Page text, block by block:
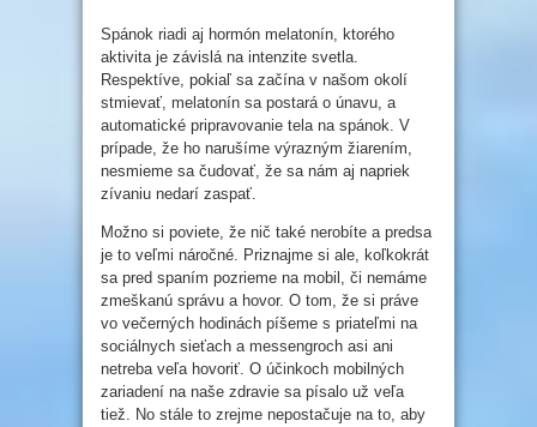
Spánok riadi aj hormón melatonín, ktorého
aktivita je závislá na intenzite svetla.
Respektíve, pokiaľ sa začína v našom okolí
stmievať, melatonín sa postará o únavu, a
automatické pripravovanie tela na spánok. V
prípade, že ho narušíme výrazným žiarením,
nesmieme sa čudovať, že sa nám aj napriek
zívaniu nedarí zaspať.
Možno si poviete, že nič také nerobíte a predsa
je to veľmi náročné. Priznajme si ale, koľkokrát
sa pred spaním pozrieme na mobil, či nemáme
zmeškanú správu a hovor. O tom, že si práve
vo večerných hodinách píšeme s priateľmi na
sociálnych sieťach a messengroch asi ani
netreba veľa hovoriť. O účinkoch mobilných
zariadení na naše zdravie sa písalo už veľa
tiež. No stále to zrejme nepostačuje na to, aby